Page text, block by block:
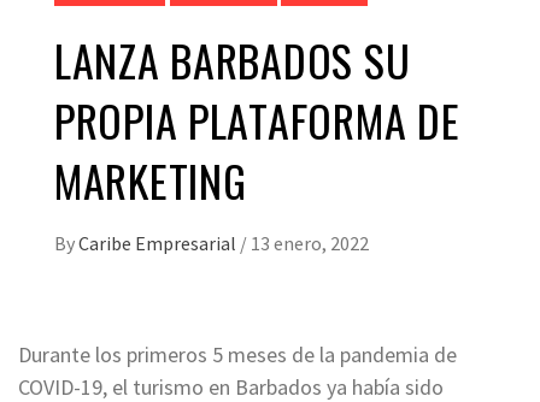
LANZA BARBADOS SU
PROPIA PLATAFORMA DE
MARKETING
ByCaribe Empresarial / 13 enero, 2022
Durante los primeros 5 meses de la pandemia de
COVID-19, el turismo en Barbados ya había sido